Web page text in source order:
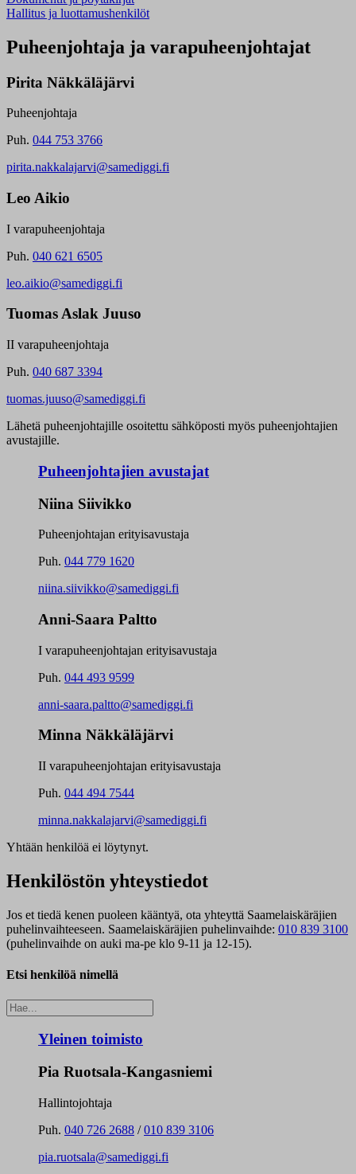
Hallitus ja luottamushenkilöt
Puheenjohtaja ja varapuheenjohtajat
Pirita Näkkäläjärvi
Puheenjohtaja
Puh. 044 753 3766
pirita.nakkalajarvi@samediggi.fi
Leo Aikio
I varapuheenjohtaja
Puh. 040 621 6505
leo.aikio@samediggi.fi
Tuomas Aslak Juuso
II varapuheenjohtaja
Puh. 040 687 3394
tuomas.juuso@samediggi.fi
Lähetä puheenjohtajille osoitettu sähköposti myös puheenjohtajien
avustajille.
Puheenjohtajien avustajat
Niina Siivikko
Puheenjohtajan erityisavustaja
Puh. 044 779 1620
niina.siivikko@samediggi.fi
Anni-Saara Paltto
I varapuheenjohtajan erityisavustaja
Puh. 044 493 9599
anni-saara.paltto@samediggi.fi
Minna Näkkäläjärvi
II varapuheenjohtajan erityisavustaja
Puh. 044 494 7544
minna.nakkalajarvi@samediggi.fi
Yhtään henkilöä ei löytynyt.
Henkilöstön yhteystiedot
Jos et tiedä kenen puoleen kääntyä, ota yhteyttä Saamelaiskäräjien
puhelinvaihteeseen. Saamelaiskäräjien puhelinvaihde: 010 839 3100
(puhelinvaihde on auki ma-pe klo 9-11 ja 12-15).
Etsi henkilöä nimellä
Yleinen toimisto
Pia Ruotsala-Kangasniemi
Hallintojohtaja
Puh. 040 726 2688 /010 839 3106
pia.ruotsala@samediggi.fi